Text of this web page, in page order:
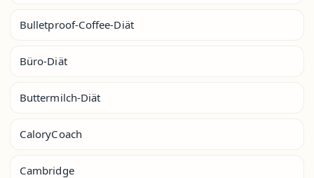
Bulletproof-Coffee-Diät
Büro-Diät
Buttermilch-Diät
CaloryCoach
Cambridge